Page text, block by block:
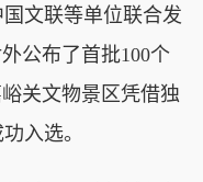
文联等单位联合发
公布了首批100个
关文物景区凭借独
入选。